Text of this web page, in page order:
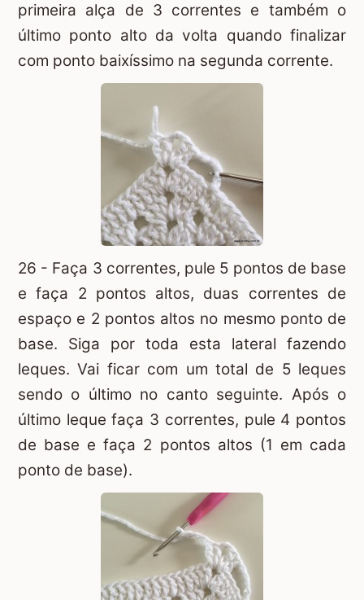
primeira alça de 3 correntes e também o
último ponto alto da volta quando finalizar
com ponto baixíssimo na segunda corrente.
26 - Faça 3 correntes, pule 5 pontos de base
e faça 2 pontos altos, duas correntes de
espaço e 2 pontos altos no mesmo ponto de
base. Siga por toda esta lateral fazendo
leques. Vai ficar com um total de 5 leques
sendo o último no canto seguinte. Após o
último leque faça 3 correntes, pule 4 pontos
de base e faça 2 pontos altos (1 em cada
ponto de base).